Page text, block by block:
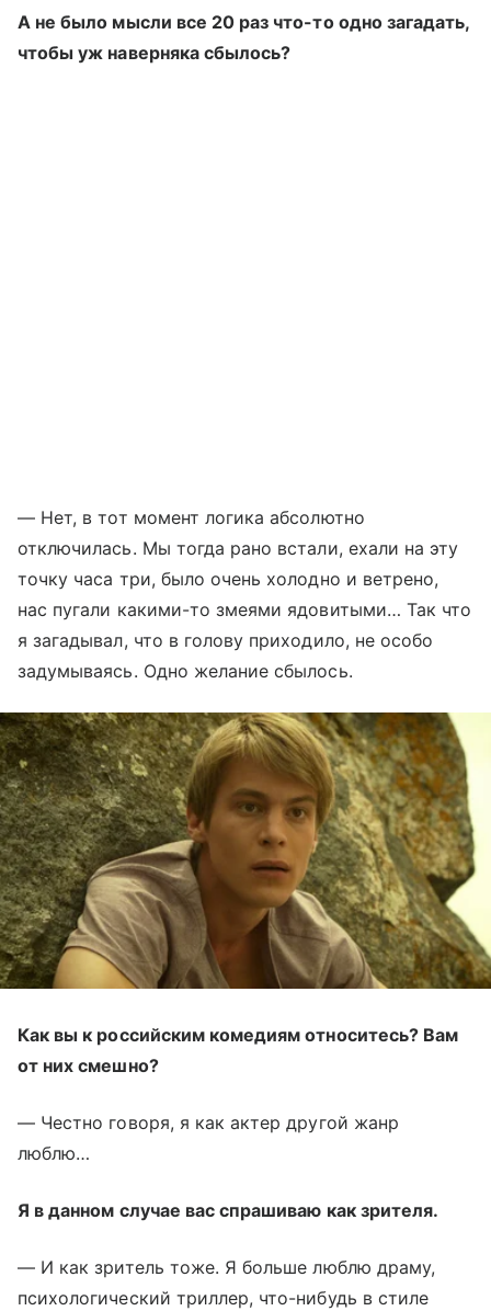
А не было мысли все 20 раз что-то одно загадать,
чтобы уж наверняка сбылось?
— Нет, в тот момент логика абсолютно
отключилась. Мы тогда рано встали, ехали на эту
точку часа три, было очень холодно и ветрено,
нас пугали какими-то змеями ядовитыми… Так что
я загадывал, что в голову приходило, не особо
задумываясь. Одно желание сбылось.
Как вы к российским комедиям относитесь? Вам
от них смешно?
— Честно говоря, я как актер другой жанр
люблю…
Я в данном случае вас спрашиваю как зрителя.
— И как зритель тоже. Я больше люблю драму,
психологический триллер, что-нибудь в стиле